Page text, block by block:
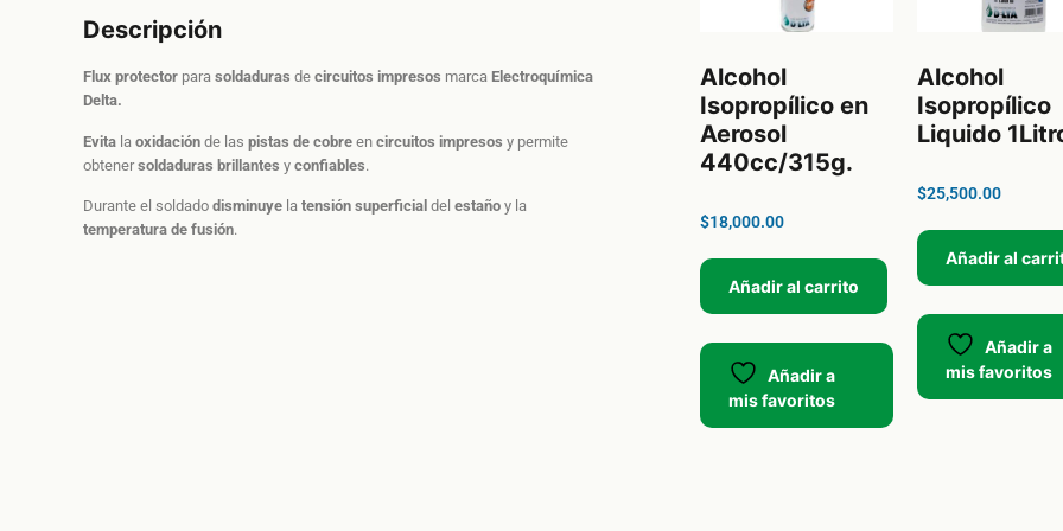
Descripción
Flux protector para soldaduras de circuitos impresos marca Electroquímica
Delta.
Evita la oxidación de las pistas de cobre en circuitos impresos y permite
obtenersoldaduras brillantes y confiables.
Durante el soldado disminuye la tensión superficial del estaño y la
temperatura de fusión.
Alcohol
Isopropílico en
Aerosol
440cc/315g.
$18,000.00
Añadir al carrito
Añadir a
mis favoritos
Alcohol
Isopropílico
Liquido
$25,500.00
Añadir al
Añadir a
mis favoritos